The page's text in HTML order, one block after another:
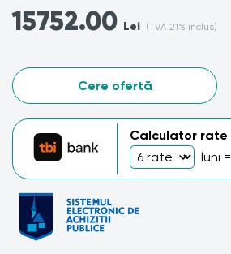
15752.00 Lei (TVA 21% inclus)
Cere ofertă
Calculator rate
luni =